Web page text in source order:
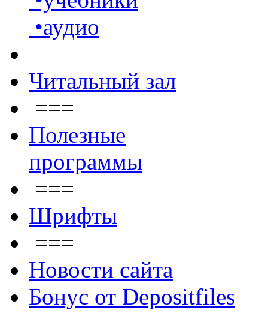
•аудио
Читальный зал
===
Полезные
программы
===
Шрифты
===
Новости сайта
Бонус от Depositfiles